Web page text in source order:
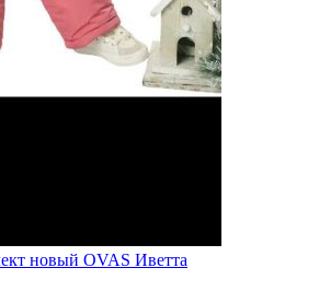
новый OVAS Иветта